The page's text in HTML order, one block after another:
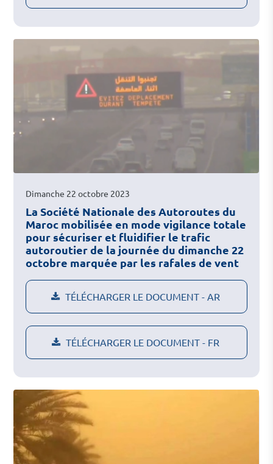
Dimanche 22 octobre 2023
La Société Nationale des Autoroutes du
Maroc mobilisée en mode vigilance totale
pour sécuriser et fluidifier le trafic
autoroutier de la journée du dimanche 22
octobre marquée par les rafales de vent
TÉLÉCHARGER LE DOCUMENT - AR
TÉLÉCHARGER LE DOCUMENT - FR